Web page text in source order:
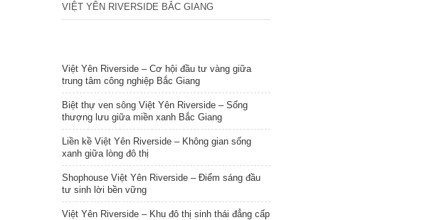
VIỆT YÊN RIVERSIDE BẮC GIANG
Việt Yên Riverside – Cơ hội đầu tư vàng giữa
trung tâm công nghiệp Bắc Giang
Biệt thự ven sông Việt Yên Riverside – Sống
thượng lưu giữa miền xanh Bắc Giang
Liền kề Việt Yên Riverside – Không gian sống
xanh giữa lòng đô thị
Shophouse Việt Yên Riverside – Điểm sáng đầu
tư sinh lời bền vững
Việt Yên Riverside – Khu đô thị sinh thái đẳng cấp